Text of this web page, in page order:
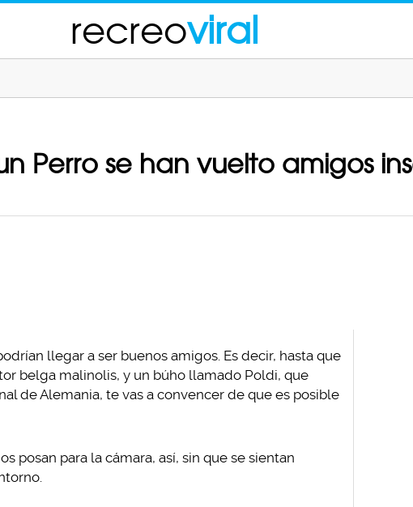
recreoviral
Perro se han vuelto amigos
llegar a ser buenos amigos. Es decir, hasta que
belga malinolis, y un búho llamado Poldi, que
de Alemania, te vas a convencer de que es posible
posan para la cámara, así, sin que se sientan